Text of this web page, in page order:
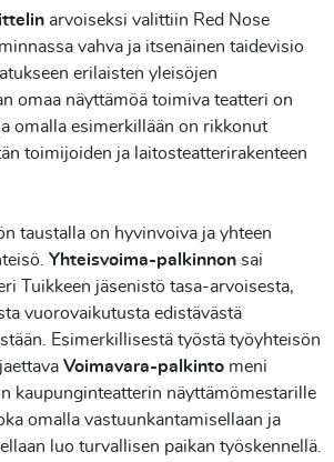
arvoiseksi valittiin Red Nose
vahva ja itsenäinen taidevisio
erilaisten yleisöjen
omaa näyttämöä toimiva teatteri on
omalla esimerkillään on rikkonut
toimijoiden ja laitosteatterirakenteen
taustalla on hyvinvoiva ja yhteen
Yhteisvoima-palkinnon sai
Tuikkeen jäsenistö tasa-arvoisesta,
vuorovaikutusta edistävästä
Esimerkillisestä työstä työyhteisön
Voimavara-palkinto meni
kaupunginteatterin näyttämömestarille
omalla vastuunkantamisellaan ja
luo turvallisen paikan työskennellä.